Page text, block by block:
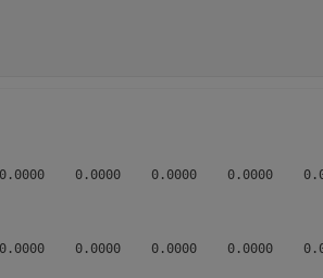
0.0000    0.0000    0.0000
0.0000    0.0000    0.0000